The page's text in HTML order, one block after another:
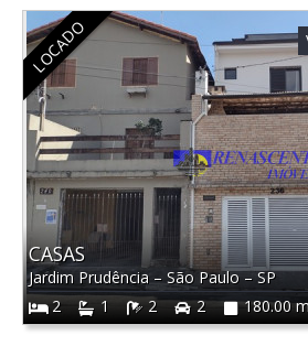
LOCADO
CASAS
Jardim Prudência – São Paulo–SP
2
1 2 2 180.00